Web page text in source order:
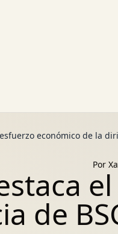
económico de la
Por
de